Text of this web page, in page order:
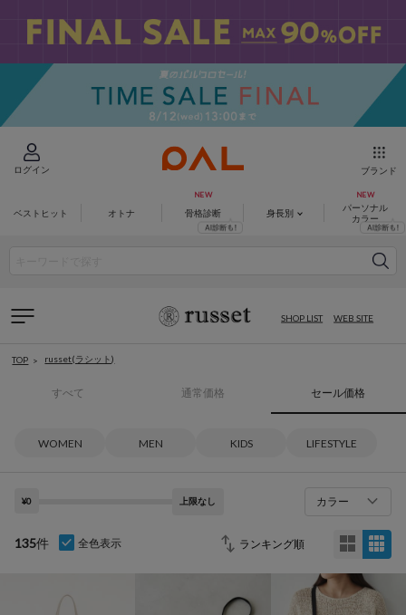
ログイン ブランド
ベストヒット オトナ 骨格診断 身長別
パーソナル
カラー
SHOP LIST WEB SITE
TOP russet(ラシット)
すべて 通常価格 セール価格
WOMEN MEN KIDS LIFESTYLE
¥0 上限なし カラー
135件 全色表示